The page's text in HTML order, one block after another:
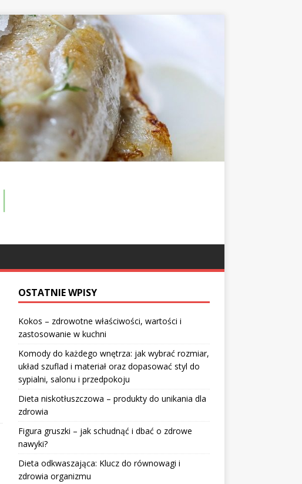
OSTATNIE WPISY
Kokos – zdrowotne właściwości, wartości i
zastosowanie w kuchni
Komody do każdego wnętrza: jak wybrać rozmiar,
układ szuflad i materiał oraz dopasować styl do
sypialni, salonu i przedpokoju
Dieta niskotłuszczowa – produkty do unikania dla
zdrowia
Figura gruszki – jak schudnąć i dbać o zdrowe
nawyki?
Dieta odkwaszająca: Klucz do równowagi i
zdrowia organizmu